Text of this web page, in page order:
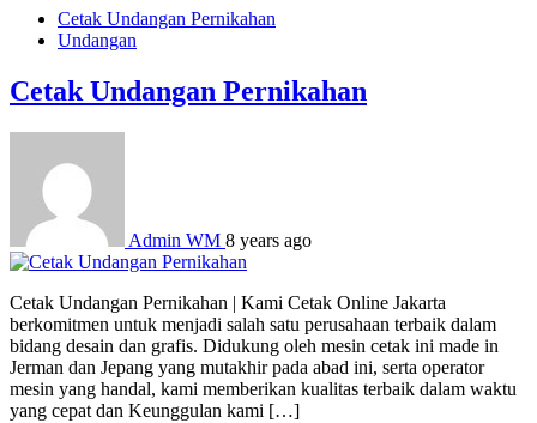
Cetak Undangan Pernikahan
Undangan
Cetak Undangan Pernikahan
Admin WM 8 years ago
Cetak Undangan Pernikahan | Kami Cetak Online Jakarta
berkomitmen untuk menjadi salah satu perusahaan terbaik dalam
bidang desain dan grafis. Didukung oleh mesin cetak ini made in
Jerman dan Jepang yang mutakhir pada abad ini, serta operator
mesin yang handal, kami memberikan kualitas terbaik dalam waktu
yang cepat dan Keunggulan kami […]